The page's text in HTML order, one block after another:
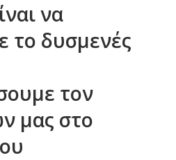
να
το δυσμενές
τον
μας στο